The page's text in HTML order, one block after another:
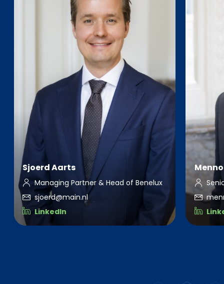
Sjoerd Aarts
Managing Partner & Head of Benelux
sjoerd@main.nl
LinkedIn